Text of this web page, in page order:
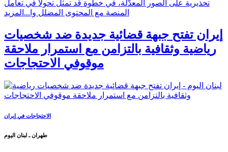
أثار الملياردير الأميركي إيلون ماسك موجة من الجدل بعد تلميحه إلى
ميزة جديدة تعتزم منصة «إكس» إطلاقها، تهدف إلى وضع علامة
المنصة مع المحتوى المضلل وا...المزيد
إيران تفتح جبهة قضائية جديدة ضد شخصيات
رياضية وثقافية بالتزامن مع استمرار ملاحقة
موقوفي الاحتجاجات
الاحتجاجات في إيران